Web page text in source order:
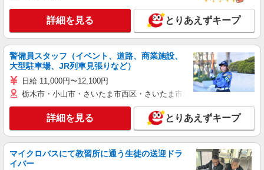
詳細を見る とりあえずキープ
警備員スタッフ（イベント、道路、商業施設、
大型駐車場、JR列車見張りなど）
日給 11,000円〜12,100円
栃木市・小山市・さいたま市西区・さいたま市岩槻区・久喜市・蓮田
詳細を見る とりあえずキープ
マイクロバスにて教習所に通う生徒の送迎ドラ
イバー